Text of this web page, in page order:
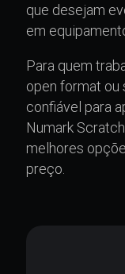
que desejam
em
Para quem
open format
confiável para
Numark
melhores
preço.